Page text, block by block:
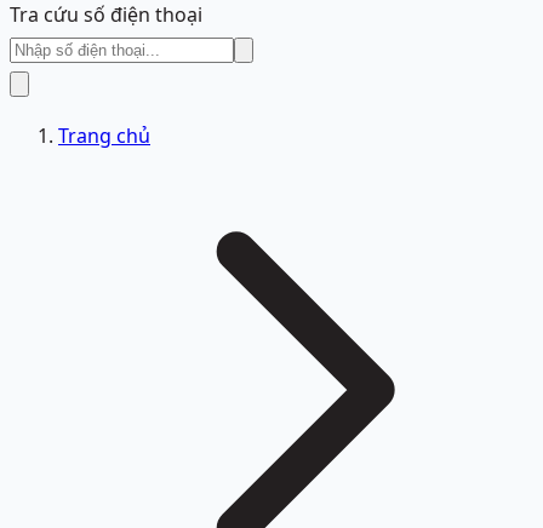
Tra cứu số điện thoại
Trang chủ